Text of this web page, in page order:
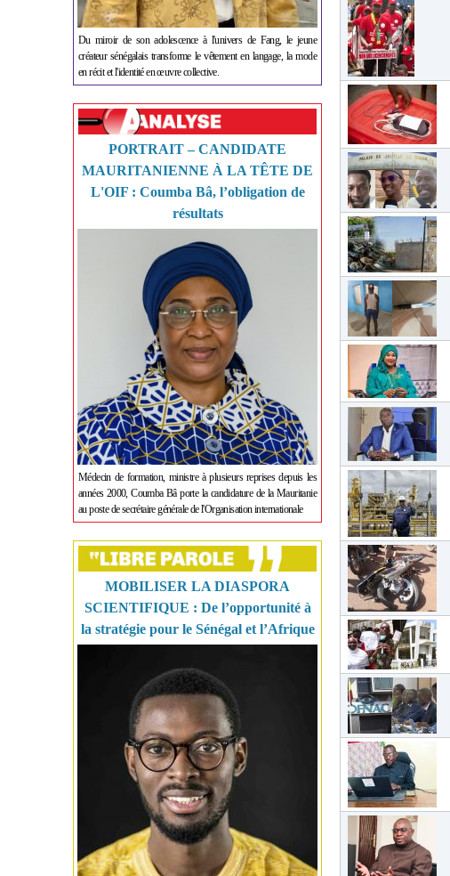
Du miroir de son adolescence à l'univers de Fang, le jeune
créateur sénégalais transforme le vêtement en langage, la mode
en récit et l'identité en œuvre collective.
PORTRAIT – CANDIDATE
MAURITANIENNE À LA TÊTE DE
L'OIF : Coumba Bâ, l’obligation de
résultats
Médecin de formation, ministre à plusieurs reprises depuis les
années 2000, Coumba Bâ porte la candidature de la Mauritanie
au poste de secrétaire générale de l'Organisation internationale
MOBILISER LA DIASPORA
SCIENTIFIQUE : De l’opportunité à
la stratégie pour le Sénégal et l’Afrique